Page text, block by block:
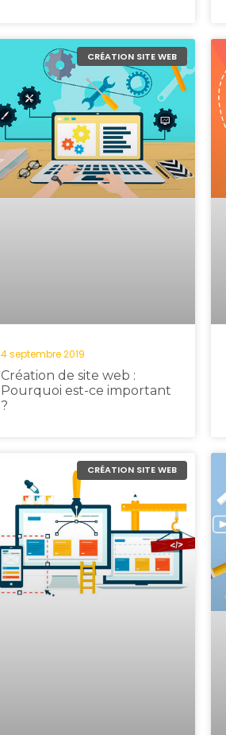
CRÉATION SITE WEB
Création de site web :
Pourquoi est-ce important
?
4 septembre 2019
CRÉATION SITE WEB